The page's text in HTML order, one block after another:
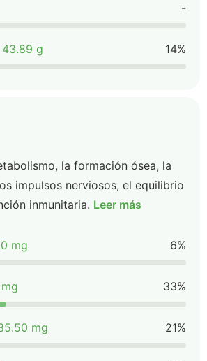
-
43.89 g 14%
la formación ósea, la
impulsos nerviosos, el equilibrio
inmunitaria. Leer más
mg 6%
33%
mg 21%